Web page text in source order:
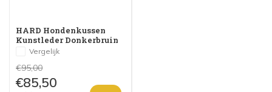
HARD Hondenkussen
Kunstleder Donkerbruin
Vergelijk
€95,00
€85,50